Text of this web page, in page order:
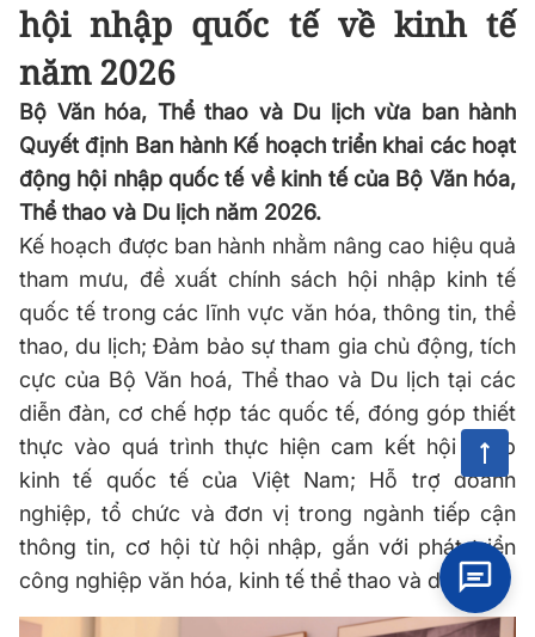
hội nhập quốc tế về kinh tế
năm 2026
Bộ Văn hóa, Thể thao và Du lịch vừa ban hành
Quyết định Ban hành Kế hoạch triển khai các hoạt
động hội nhập quốc tế về kinh tế của Bộ Văn hóa,
Thể thao và Du lịch năm 2026.
Kế hoạch được ban hành nhằm nâng cao hiệu quả
tham mưu, đề xuất chính sách hội nhập kinh tế
quốc tế trong các lĩnh vực văn hóa, thông tin, thể
thao, du lịch; Đảm bảo sự tham gia chủ động, tích
cực của Bộ Văn hoá, Thể thao và Du lịch tại các
diễn đàn, cơ chế hợp tác quốc tế, đóng góp thiết
thực vào quá trình thực hiện cam kết hội nhập
kinh tế quốc tế của Việt Nam; Hỗ trợ doanh
nghiệp, tổ chức và đơn vị trong ngành tiếp cận
thông tin, cơ hội từ hội nhập, gắn với phát triển
công nghiệp văn hóa, kinh tế thể thao và du lịch.